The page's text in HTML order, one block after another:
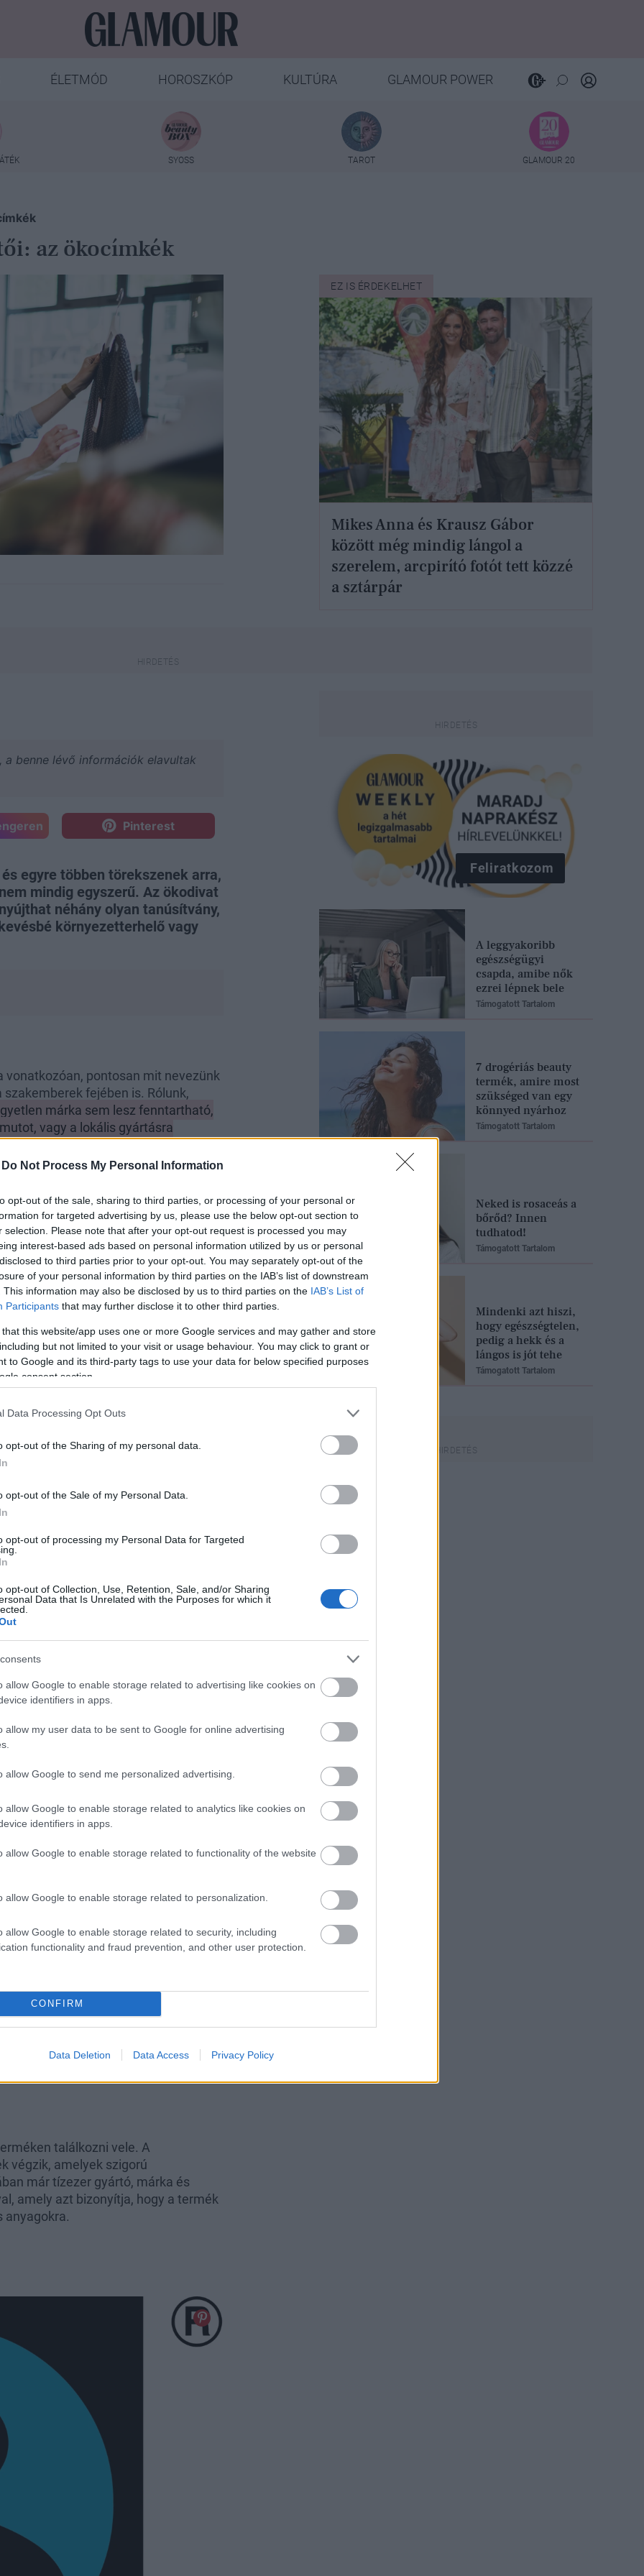
Do Not Process My Personal Information
opt-out of the sale, sharing to third parties, or processing of your personal or
for targeted advertising by us, please use the below opt-out section to
selection. Please note that after your opt-out request is processed you may
interest-based ads based on personal information utilized by us or personal
to third parties prior to your opt-out. You may separately opt-out of the
of your personal information by third parties on the IAB’s list of downstream
This information may also be disclosed by us to third parties on the IAB’s List of
Participants that may further disclose it to other third parties.
that this website/app uses one or more Google services and may gather and store
but not limited to your visit or usage behaviour. You may click to grant or
to Google and its third-party tags to use your data for below specified purposes
consent section.
Data Processing Opt Outs
opt-out of the Sharing of my personal data.
opt-out of the Sale of my Personal Data.
opt-out of processing my Personal Data for Targeted
opt-out of Collection, Use, Retention, Sale, and/or Sharing
Data that Is Unrelated with the Purposes for which it
allow Google to enable storage related to advertising like cookies on
identifiers in apps.
allow my user data to be sent to Google for online advertising
allow Google to send me personalized advertising.
allow Google to enable storage related to analytics like cookies on
identifiers in apps.
allow Google to enable storage related to functionality of the website
allow Google to enable storage related to personalization.
allow Google to enable storage related to security, including
functionality and fraud prevention, and other user protection.
CONFIRM
Data Deletion Data Access Privacy Policy
ÉLETMÓD HOROSZKÓP KULTÚRA GLAMOUR POWER
SYOSS TAROT GLAMOUR 20
az ökocímkék
EZ IS ÉRDEKELHET
Mikes Anna és Krausz Gábor
között még mindig lángol a
szerelem, arcpirító fotót tett közzé
a sztárpár
benne lévő információk elavultak
Pinterest
egyre többen törekszenek arra,
mindig egyszerű. Az ökodivat
néhány olyan tanúsítvány,
környezetterhelő vagy
pontosan mit nevezünk
fejében is. Rólunk,
márka sem lesz fenntartható,
vagy a lokális gyártásra
amelynek az alapanyag-
egy része.Bizonyos esetekben az
az ökominősítést, de a
is elismert tanúsítvány,
termesztésből/termelésből
len, kender – is kaphatnak ilyen
találkozni vele. A
végzik, amelyek szigorú
már tízezer gyártó, márka és
amely azt bizonyítja, hogy a termék
anyagokra.
Feliratkozom
A leggyakoribb
egészségügyi
csapda, amibe nők
ezrei lépnek bele
Támogatott Tartalom
7 drogériás beauty
termék, amire most
szükséged van egy
könnyed nyárhoz
Támogatott Tartalom
Neked is rosaceás a
bőrőd? Innen
tudhatod!
Támogatott Tartalom
Mindenki azt hiszi,
hogy egészségtelen,
pedig a hekk és a
lángos is jót tehe
Támogatott Tartalom